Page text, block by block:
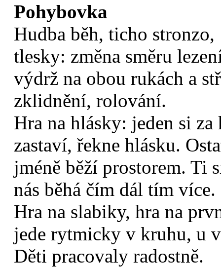
Pohybovka
Hudba běh, ticho
tlesky: změna směru
výdrž na obou rukách a
zklidnění, rolování.
Hra na hlásky: jeden si
zastaví, řekne hlásku.
jméně běží prostorem. Ti
nás běhá čím dál tím více.
Hra na slabiky, hra na
jede rytmicky v kruhu, u
Děti pracovaly radostně.